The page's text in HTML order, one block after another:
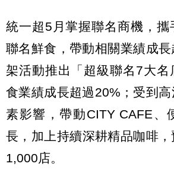
統一超5月掌握聯名商機，攜
聯名鮮食，帶動相關業績成
架活動推出「超級聯名7大名
食業績成長超過20%；受到
素影響，帶動CITY CAFE、
長，加上持續深耕精品咖啡
1,000店。